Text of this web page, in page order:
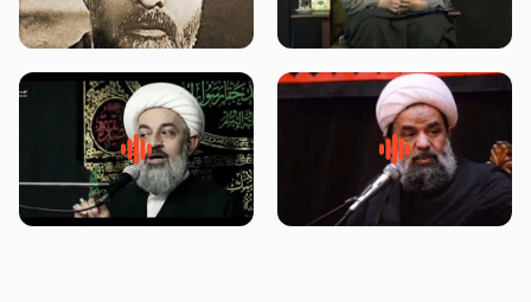
لقب حضرت رقیه سلام الله علیها به
چه معناست – حجت الاسلام علوی
روضه‌ی مجلس یزید ملعون و
اسارت اهل‌بیت علیهم‌السلام –
محدث زاده
سلام جوانی که امام حسین علیه
السلام خودش جوابش را دادند
زیارتی که اسباب رزق زیاد و عمر
طولانی است حجت السلام حسین